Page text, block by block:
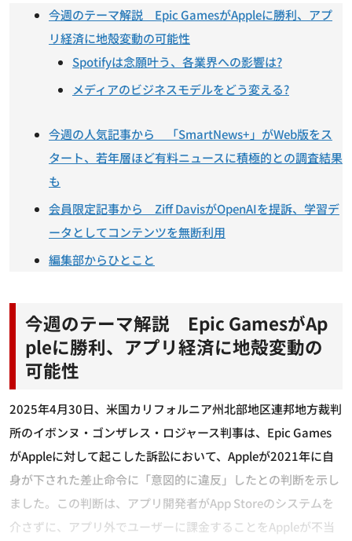
今週のテーマ解説 Epic GamesがAppleに勝利、アプ
リ経済に地殻変動の可能性
Spotifyは念願叶う、各業界への影響は?
メディアのビジネスモデルをどう変える?
今週の人気記事から 「SmartNews+」がWeb版をス
タート、若年層ほど有料ニュースに積極的との調査結果
も
会員限定記事から Ziff DavisがOpenAIを提訴、学習デ
ータとしてコンテンツを無断利用
編集部からひとこと
今週のテーマ解説 Epic GamesがAp
pleに勝利、アプリ経済に地殻変動の
可能性
2025年4月30日、米国カリフォルニア州北部地区連邦地方裁判
所のイボンヌ・ゴンザレス・ロジャース判事は、Epic Games
がAppleに対して起こした訴訟において、Appleが2021年に自
身が下された差止命令に「意図的に違反」したとの判断を示し
ました。この判断は、アプリ開発者がApp Storeのシステムを
介さずに、アプリ外でユーザーに課金することをAppleが不当